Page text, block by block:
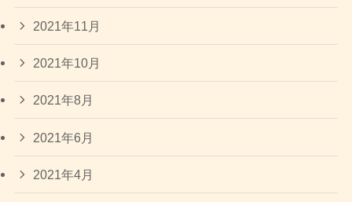
2021年11月
2021年10月
2021年8月
2021年6月
2021年4月